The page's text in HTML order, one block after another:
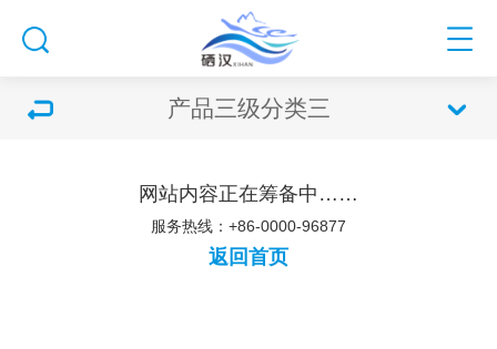
产品三级分类三
网站内容正在筹备中……
服务热线：+86-0000-96877
返回首页